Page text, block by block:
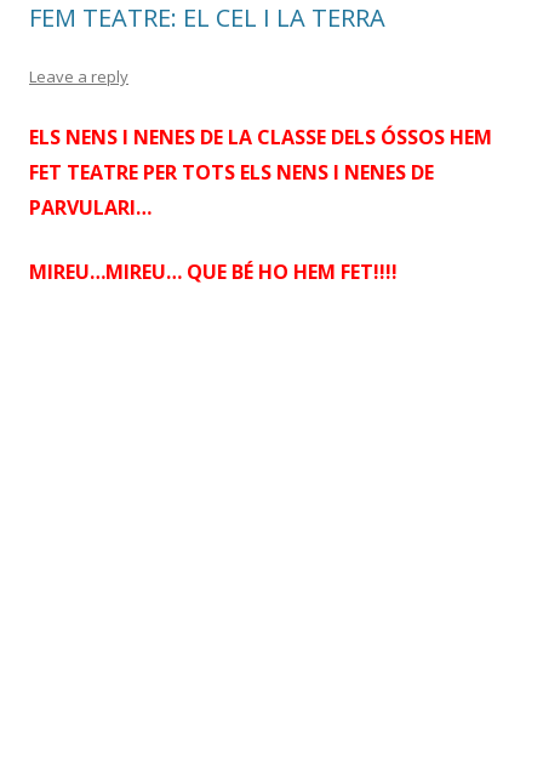
FEM TEATRE: EL CEL I LA TERRA
Leave a reply
ELS NENS I NENES DE LA CLASSE DELS ÓSSOS HEM
FET TEATRE PER TOTS ELS NENS I NENES DE
PARVULARI…
MIREU…MIREU… QUE BÉ HO HEM FET!!!!